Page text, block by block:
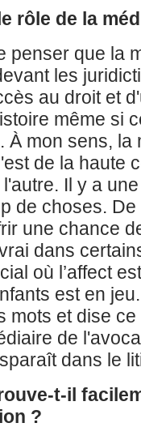
rôle de la
penser que la
les
au droit et
même si
À mon sens,
de la haute
Il y a
de choses.
une chance
dans
où l’affect
est en
mots et dise
de
dans le
t-il
?